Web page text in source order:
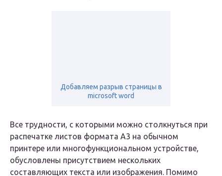
Добавляем разрыв страницы в
microsoft word
Все трудности, с которыми можно столкнуться при
распечатке листов формата А3 на обычном
принтере или многофункциональном устройстве,
обусловлены присутствием нескольких
составляющих текста или изображения. Помимо